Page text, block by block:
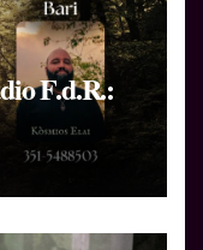
F.d.R.: